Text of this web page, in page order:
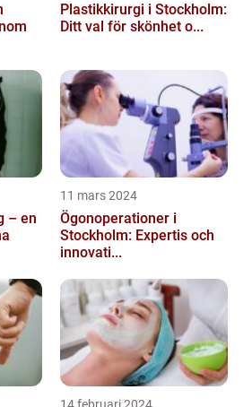
Plastikkirurgi i Stockholm:
Ditt val för skönhet o...
– en
11 mars 2024
Ögonoperationer i
Stockholm: Expertis och
innovati...